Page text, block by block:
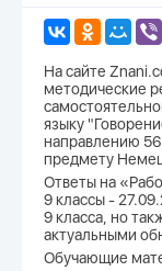
На сайте
методические
языку
направлению
предмету
Ответы на
9 классы -
9 класса, но
актуальными
Обучающие